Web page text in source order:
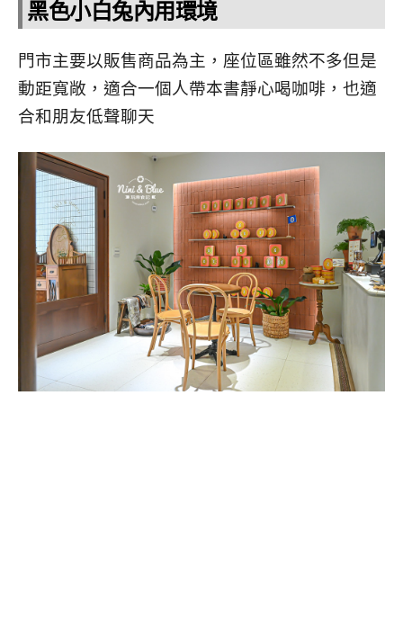
黑色小白兔內用環境
門市主要以販售商品為主，座位區雖然不多但是
動距寬敞，適合一個人帶本書靜心喝咖啡，也適
合和朋友低聲聊天